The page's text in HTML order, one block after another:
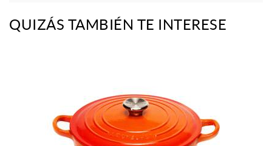
QUIZÁS TAMBIÉN TE INTERESE